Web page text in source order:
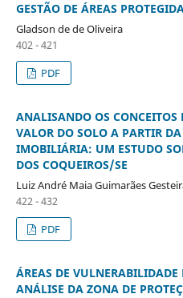
GESTÃO DE ÁREAS
Gladson de de Oliveira
402 - 421
PDF
ANALISANDO OS CONCEITOS
VALOR DO SOLO A PARTIR
IMOBILIÁRIA: UM ESTUDO
DOS COQUEIROS/SE
Luiz André Maia Guimarães
422 - 432
PDF
ÁREAS DE
ANÁLISE DA ZONA DE